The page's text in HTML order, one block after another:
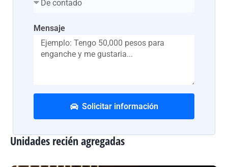
Mensaje
Solicitar información
Unidades recién agregadas